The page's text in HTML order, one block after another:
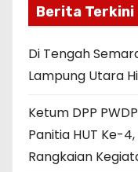
Berita Terkini
Di Tengah
Lampung Utara
Ketum DPP
Panitia HUT Ke-
Rangkaian